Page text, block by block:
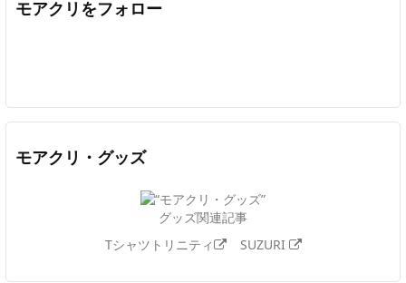
モアクリをフォロー
モアクリ・グッズ
グッズ関連記事
Tシャツトリニティ
SUZURI